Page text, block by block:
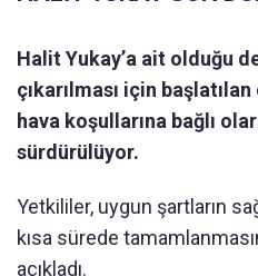
Halit Yukay’a ait olduğu
çıkarılması için
hava koşullarına bağlı
sürdürülüyor.
Yetkililer, uygun şartların
kısa sürede
açıkladı.